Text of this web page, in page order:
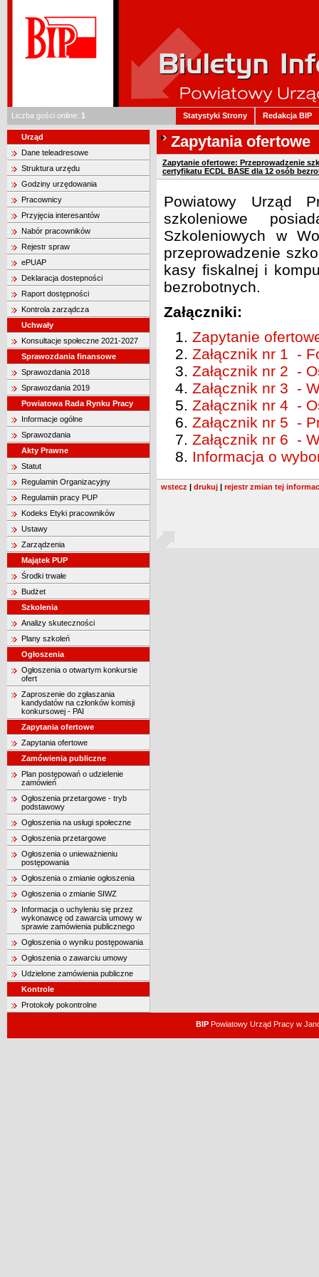
Liczba gości online: 1 Redakcja BIP
Statystyki Strony
Urząd
Dane teleadresowe
Struktura urzędu
Godziny urzędowania
Pracownicy
Przyjęcia interesantów
Nabór pracowników
Rejestr spraw
ePUAP
Deklaracja dostepności
Raport dostępności
Kontrola zarządcza
Uchwały
Konsultacje społeczne 2021-2027
Sprawozdania finansowe
Sprawozdania 2018
Sprawozdania 2019
Powiatowa Rada Rynku Pracy
Informacje ogólne
Sprawozdania
Akty Prawne
Statut
Regulamin Organizacyjny
Regulamin pracy PUP
Kodeks Etyki pracowników
Ustawy
Zarządzenia
Majątek PUP
Środki trwałe
Budżet
Szkolenia
Analizy skuteczności
Plany szkoleń
Ogłoszenia
Ogłoszenia o otwartym konkursie
ofert
Zaproszenie do zgłaszania
kandydatów na członków komisji
konkursowej - PAI
Zapytania ofertowe
Zapytania ofertowe
Zamówienia publiczne
Plan postępowań o udzielenie
zamówień
Ogłoszenia przetargowe - tryb
podstawowy
Ogłoszenia na usługi społeczne
Ogłoszenia przetargowe
Ogłoszenia o unieważnieniu
postępowania
Ogłoszenia o zmianie ogłoszenia
Ogłoszenia o zmianie SIWZ
Informacja o uchyleniu się przez
wykonawcę od zawarcia umowy w
sprawie zamówienia publicznego
Ogłoszenia o wyniku postępowania
Ogłoszenia o zawarciu umowy
Udzielone zamówienia publiczne
Kontrole
Protokoły pokontrolne
Zapytania ofertowe
Zapytanie ofertowe: Przeprowadzenie
certyfikatu ECDL BASE dla 12 osób
Powiatowy Urząd
szkoleniowe
Szkoleniowych w
przeprowadzenie
kasy fiskalnej i
bezrobotnych.
Załączniki:
Zapytanie
Załącznik nr 1 -
Załącznik nr 2 -
Załącznik nr 3 -
Załącznik nr 4 -
Załącznik nr 5 -
Załącznik nr 6 -
Informacja o
wstecz | drukuj | rejestr zmian tej
BIP Powiatowy Urząd Pracy w